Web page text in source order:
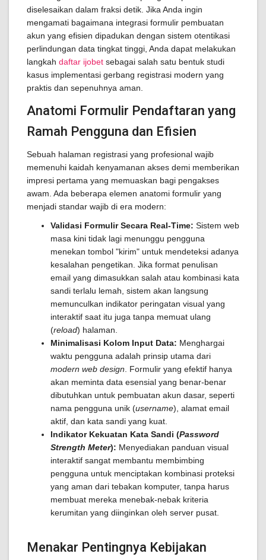
diselesaikan dalam fraksi detik. Jika Anda ingin
mengamati bagaimana integrasi formulir pembuatan
akun yang efisien dipadukan dengan sistem otentikasi
perlindungan data tingkat tinggi, Anda dapat melakukan
langkah daftar ijobet sebagai salah satu bentuk studi
kasus implementasi gerbang registrasi modern yang
praktis dan sepenuhnya aman.
Anatomi Formulir Pendaftaran yang
Ramah Pengguna dan Efisien
Sebuah halaman registrasi yang profesional wajib
memenuhi kaidah kenyamanan akses demi memberikan
impresi pertama yang memuaskan bagi pengakses
awam. Ada beberapa elemen anatomi formulir yang
menjadi standar wajib di era modern:
Validasi Formulir Secara Real-Time: Sistem web
masa kini tidak lagi menunggu pengguna
menekan tombol "kirim" untuk mendeteksi adanya
kesalahan pengetikan. Jika format penulisan
email yang dimasukkan salah atau kombinasi kata
sandi terlalu lemah, sistem akan langsung
memunculkan indikator peringatan visual yang
interaktif saat itu juga tanpa memuat ulang
(reload) halaman.
Minimalisasi Kolom Input Data: Menghargai
waktu pengguna adalah prinsip utama dari
modern web design . Formulir yang efektif hanya
akan meminta data esensial yang benar-benar
dibutuhkan untuk pembuatan akun dasar, seperti
nama pengguna unik (username), alamat email
aktif, dan kata sandi yang kuat.
Indikator Kekuatan Kata Sandi (Password
Strength Meter): Menyediakan panduan visual
interaktif sangat membantu membimbing
pengguna untuk menciptakan kombinasi proteksi
yang aman dari tebakan komputer, tanpa harus
membuat mereka menebak-nebak kriteria
kerumitan yang diinginkan oleh server pusat.
Menakar Pentingnya Kebijakan